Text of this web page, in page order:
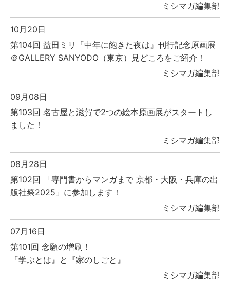
ミシマガ編集部
10月20日
第104回 益田ミリ『中年に飽きた夜は』刊行記念原画展
＠GALLERY SANYODO（東京）見どころをご紹介！
ミシマガ編集部
09月08日
第103回 名古屋と滋賀で2つの絵本原画展がスタートし
ました！
ミシマガ編集部
08月28日
第102回 「専門書からマンガまで 京都・大阪・兵庫の出
版社祭2025」に参加します！
ミシマガ編集部
07月16日
第101回 念願の増刷！
『学ぶとは』と『家のしごと』
ミシマガ編集部